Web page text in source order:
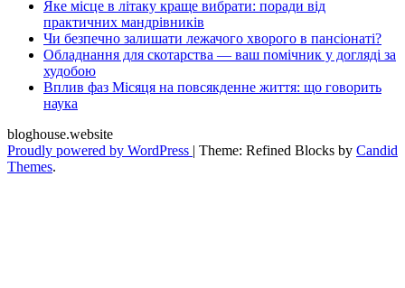
Яке місце в літаку краще вибрати: поради від
практичних мандрівників
Чи безпечно залишати лежачого хворого в пансіонаті?
Обладнання для скотарства — ваш помічник у догляді за
худобою
Вплив фаз Місяця на повсякденне життя: що говорить
наука
bloghouse.website
Proudly powered by WordPress | Theme: Refined Blocks by Candid
Themes.